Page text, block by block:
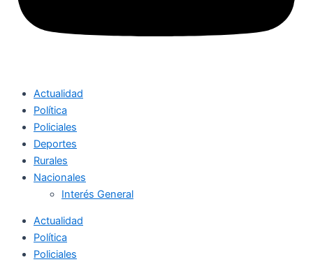
Actualidad
Política
Policiales
Deportes
Rurales
Nacionales
Interés General
Actualidad
Política
Policiales